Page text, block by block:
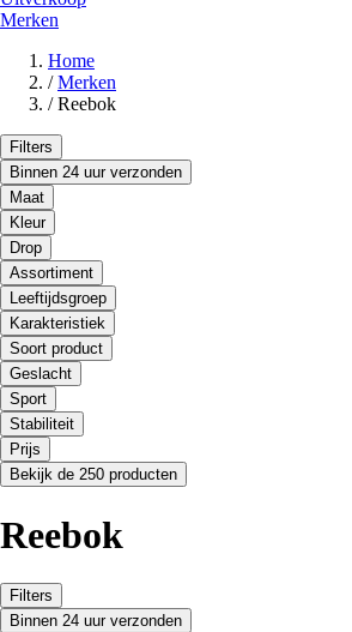
Merken
Home
/ Merken
/ Reebok
Filters
Binnen 24 uur verzonden
Maat
Kleur
Drop
Assortiment
Leeftijdsgroep
Karakteristiek
Soort product
Geslacht
Sport
Stabiliteit
Prijs
Bekijk de 250 producten
Reebok
Filters
Binnen 24 uur verzonden